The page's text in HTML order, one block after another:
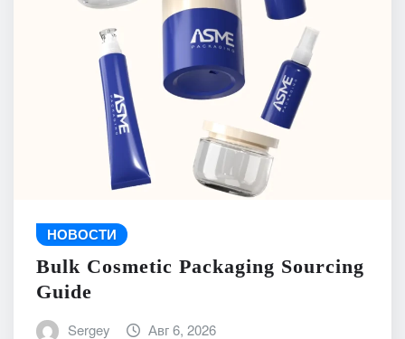
НОВОСТИ
Bulk Cosmetic Packaging Sourcing
Guide
Sergey Авг 6, 2026